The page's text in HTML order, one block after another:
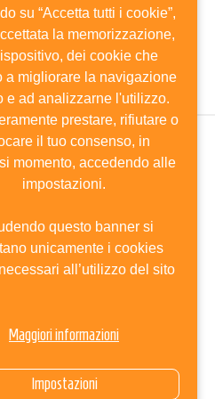
-Fax: 02.67385690
- C.F. 80116270150
by Kentico CMS for ASP.Net
su “Accetta tutti i cookie”,
la memorizzazione,
dei cookie che
a migliorare la navigazione
e ad analizzarne l'utilizzo.
prestare, rifiutare o
il tuo consenso, in
momento, accedendo alle
impostazioni.
questo banner si
unicamente i cookies
all’utilizzo del sito
Maggiori informazioni
Impostazioni